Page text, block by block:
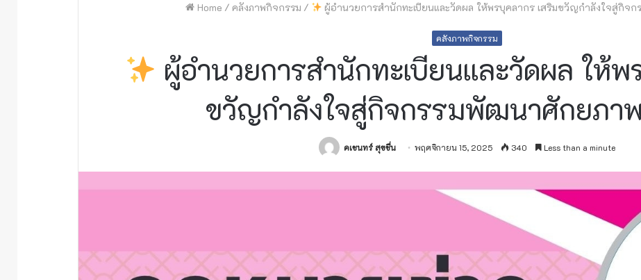
Home / คลังภาพกิจกรรม / ผู้อำนวยการสำนักทะเบียนและวัดผล ให้พรบุคลากร เสริมขวัญกำลังใจสู่กิ
คลังภาพกิจกรรม
ผู้อำนวยการสำนักทะเบียนและวัดผล ให้พ
ขวัญกำลังใจสู่กิจกรรมพัฒนาศักยภ
คเชนทร์ สุขชื่น พฤศจิกายน 15, 2025 340 Less than a minute